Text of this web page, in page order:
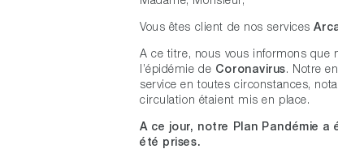
Vous êtes client de nos services
A ce titre, nous vous informons que
l’épidémie de Coronavirus. Notre
service en toutes circonstances,
circulation étaient mis en place.
A ce jour, notre Plan Pandémie
été prises.